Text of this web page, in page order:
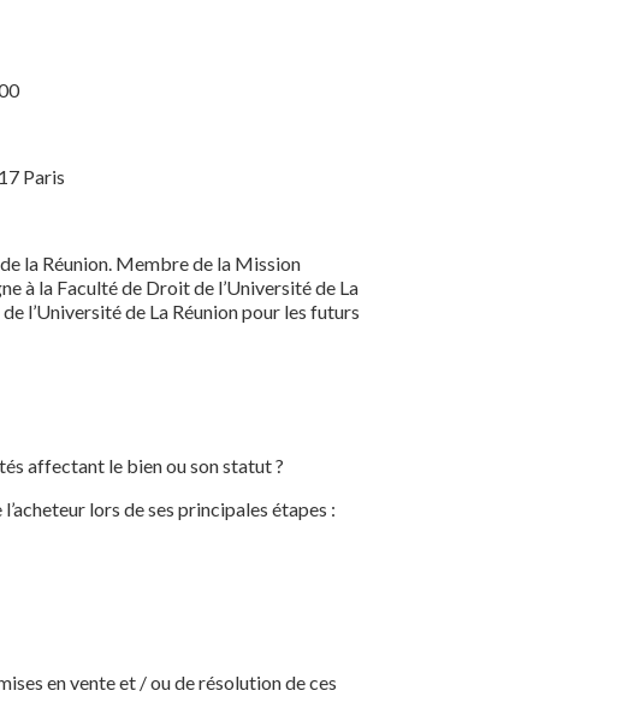
Paris
la Réunion. Membre de la Mission
à la Faculté de Droit de l’Université de La
l’Université de La Réunion pour les futurs
affectant le bien ou son statut ?
lors de ses principales étapes :
en vente et / ou de résolution de ces